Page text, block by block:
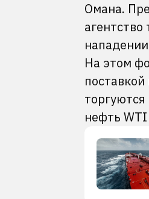
Омана.
На этом
нефть